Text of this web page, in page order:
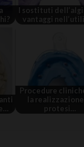
I sostituti
vantaggi
Procedure
la
protesi…